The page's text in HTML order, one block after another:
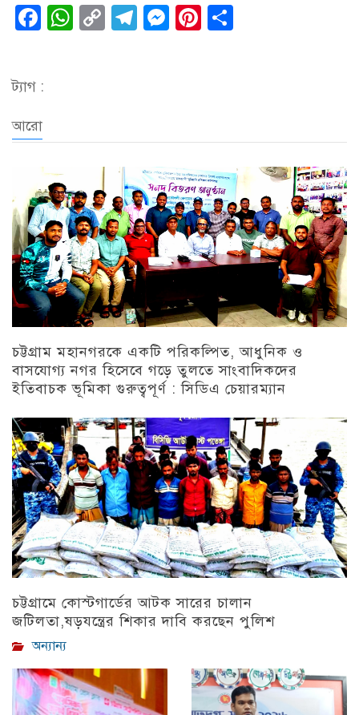
Facebook
WhatsApp
CopyTelegram
Messenger
Pinterest
ট্যাগ :
আরো
চট্টগ্রাম মহানগরকে একটি পরিকল্পিত, আধুনিক ও
বাসযোগ্য নগর হিসেবে গড়ে তুলতে সাংবাদিকদের
ইতিবাচক ভূমিকা গুরুত্বপূর্ণ : সিডিএ চেয়ারম্যান
চট্টগ্রামে কোস্টগার্ডের আটক সারের চালান
জটিলতা,ষড়যন্ত্রের শিকার দাবি করছেন পুলিশ
অন্যান্য